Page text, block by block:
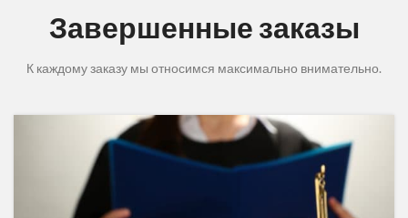
Завершенные заказы
К каждому заказу мы относимся максимально внимательно.